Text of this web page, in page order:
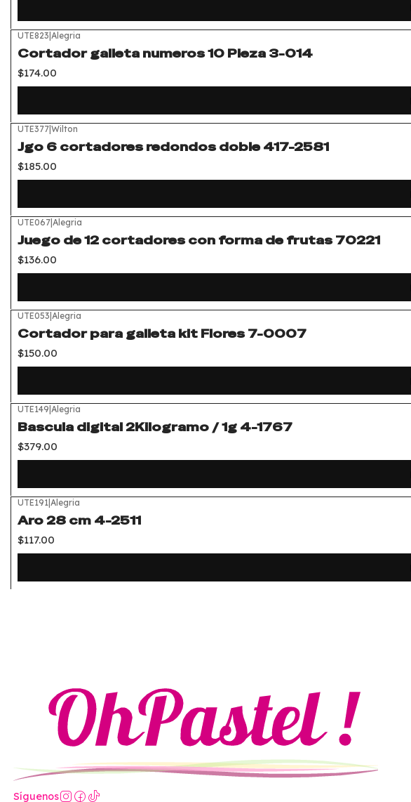
UTE823|Alegria
Cortador galleta numeros 10 Pieza 3-014
$174.00
UTE377|Wilton
Jgo 6 cortadores redondos doble 417-2581
$185.00
UTE067|Alegria
Juego de 12 cortadores con forma de frutas 70221
$136.00
UTE053|Alegria
Cortador para galleta kit Flores 7-0007
$150.00
UTE149|Alegria
Bascula digital 2Kilogramo / 1g 4-1767
$379.00
UTE191|Alegria
Aro 28 cm 4-2511
$117.00
Síguenos